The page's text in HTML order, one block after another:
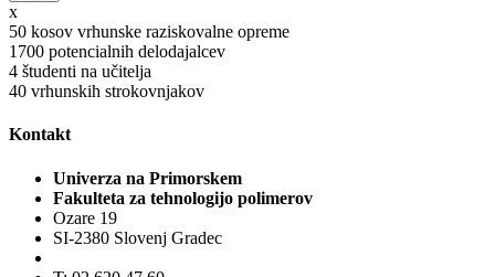
x
50 kosov vrhunske raziskovalne opreme
1700 potencialnih delodajalcev
4 študenti na učitelja
40 vrhunskih strokovnjakov
Kontakt
Univerza na Primorskem
Fakulteta za tehnologijo polimerov
Ozare 19
SI-2380 Slovenj Gradec